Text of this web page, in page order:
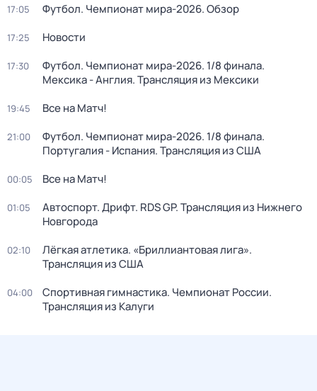
17:05 Футбол. Чемпионат мира-2026. Обзор
17:25 Новости
17:30
Футбол. Чемпионат мира-2026. 1/8 финала.
Мексика - Англия. Трансляция из Мексики
19:45 Все на Матч!
21:00
Футбол. Чемпионат мира-2026. 1/8 финала.
Португалия - Испания. Трансляция из США
00:05 Все на Матч!
01:05
Автоспорт. Дрифт. RDS GP. Трансляция из Нижнего
Новгорода
02:10
Лёгкая атлетика. «Бриллиантовая лига».
Трансляция из США
04:00
Спортивная гимнастика. Чемпионат России.
Трансляция из Калуги